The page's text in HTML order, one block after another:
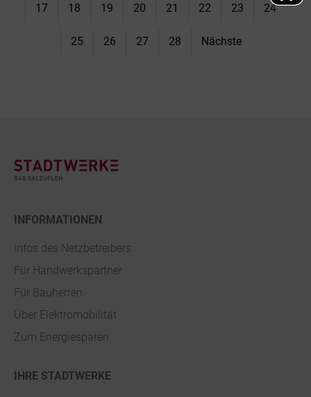
17 18 19 20 21 22 23 24
25 26 27 28 Nächste
INFORMATIONEN
Infos des Netzbetreibers
Für Handwerkspartner
Für Bauherren
Über Elektromobilität
Zum Energiesparen
IHRE STADTWERKE